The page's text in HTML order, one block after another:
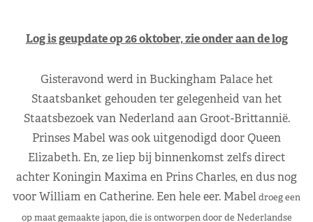
Log is geupdate op 26 oktober, zie onder aan de log
Gisteravond werd in Buckingham Palace het
Staatsbanket gehouden ter gelegenheid van het
Staatsbezoek van Nederland aan Groot-Brittannië.
Prinses Mabel was ook uitgenodigd door Queen
Elizabeth. En, ze liep bij binnenkomst zelfs direct
achter Koningin Maxima en Prins Charles, en dus nog
voor William en Catherine. Een hele eer. Mabeldroeg een
op maat gemaakte japon, die is ontworpen door de Nederlandse